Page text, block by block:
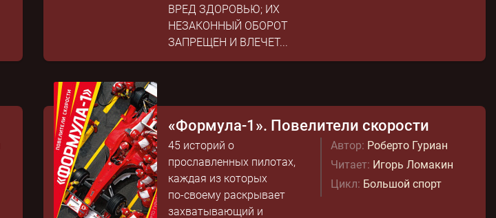
ВРЕД ЗДОРОВЬЮ; ИХ
НЕЗАКОННЫЙ ОБОРОТ
ЗАПРЕЩЕН И ВЛЕЧЕТ...
«Формула-1». Повелители скорости
Автор: Роберто Гуриан
Читает: Игорь Ломакин
Цикл: Большой спорт
45 историй о
прославленных пилотах,
каждая из которых
по‑своему раскрывает
захватывающий и